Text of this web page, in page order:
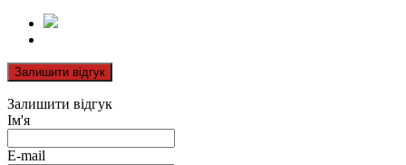
Залишити відгук
Залишити відгук
Ім'я
E-mail